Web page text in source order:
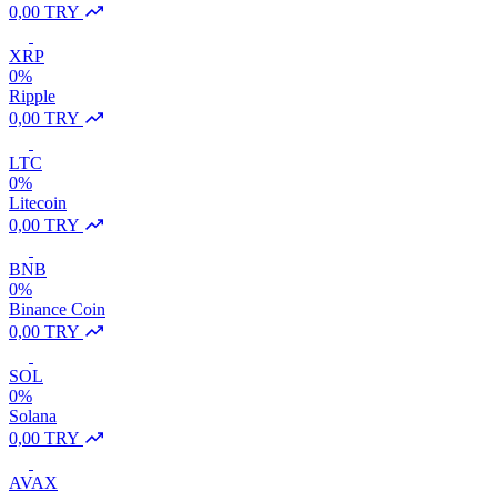
0,00 TRY
XRP
0%
Ripple
0,00 TRY
LTC
0%
Litecoin
0,00 TRY
BNB
0%
Binance Coin
0,00 TRY
SOL
0%
Solana
0,00 TRY
AVAX